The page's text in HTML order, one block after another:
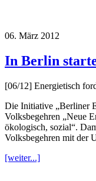
06. März 2012
In Berlin
[06/12] Energietisch
Die Initiative „Berliner
Volksbegehren „Neue
ökologisch, sozial“.
Volksbegehren mit der
[weiter...]